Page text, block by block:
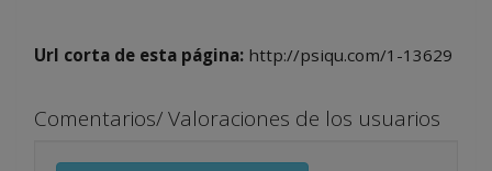
Url corta de esta página: http://psiqu.com/1-13629
Comentarios/ Valoraciones de los usuarios